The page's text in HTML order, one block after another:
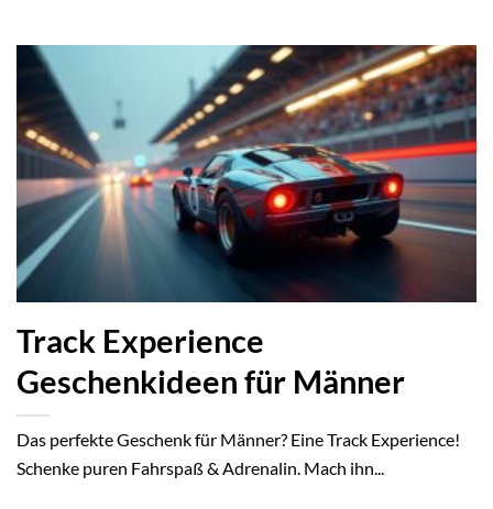
Track Experience
Geschenkideen für Männer
Das perfekte Geschenk für Männer? Eine Track Experience!
Schenke puren Fahrspaß & Adrenalin. Mach ihn...